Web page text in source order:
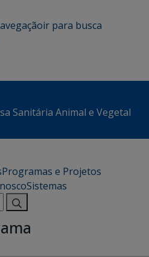
ir para busca
Sanitária Animal e Vegetal
Programas e Projetos
Sistemas